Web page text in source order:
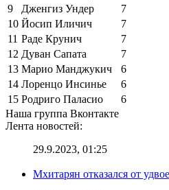
9
Дженгиз Ундер
7
10 Йосип Иличич
7
11 Раде Крунич
7
12 Дуван Сапата
7
13 Марио Манджукич
6
14 Лоренцо Инсинье
6
15 Родриго Паласио
6
Наша группа Вконтакте
Лента новостей:
29.9.2023, 01:25
Мхитарян отказался от